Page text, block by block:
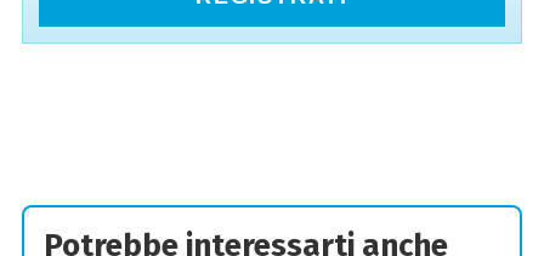
Potrebbe interessarti anche